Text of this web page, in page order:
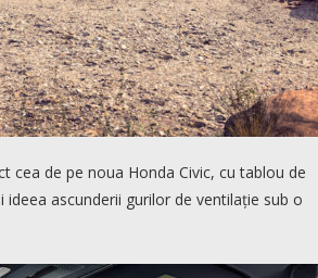
cea de pe noua Honda Civic, cu tablou de
ascunderii gurilor de ventilație sub o